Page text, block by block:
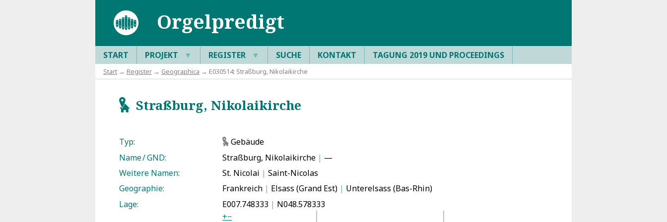
Orgelpredigt
START PROJEKT ▼ REGISTER ▼ SUCHE KONTAKT TAGUNG 2019 UND PROCEEDINGS
Start → Register → Geographica → E030514: Straßburg, Nikolaikirche
gStraßburg, Nikolaikirche
Typ: g Gebäude
Name / GND:
Straßburg, Nikolaikirche | —
Weitere Namen:
St. Nicolai | Saint-Nicolas
Geographie:
Frankreich | Elsass (Grand Est) | Unterelsass (Bas-Rhin)
Lage:
E007.748333 | N048.578333
+−